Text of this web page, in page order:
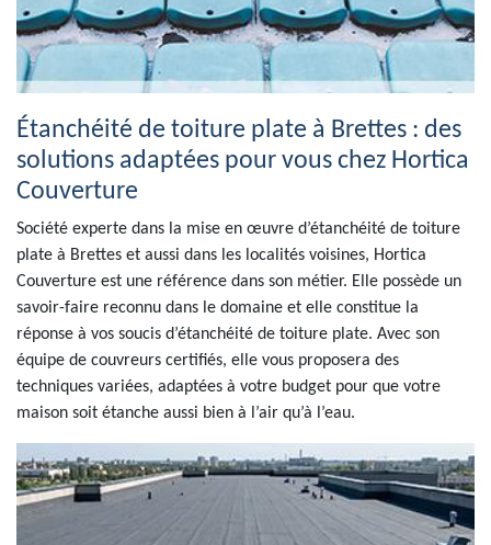
Étanchéité de toiture plate à Brettes : des
solutions adaptées pour vous chez Hortica
Couverture
Société experte dans la mise en œuvre d’étanchéité de toiture
plate à Brettes et aussi dans les localités voisines, Hortica
Couverture est une référence dans son métier. Elle possède un
savoir-faire reconnu dans le domaine et elle constitue la
réponse à vos soucis d’étanchéité de toiture plate. Avec son
équipe de couvreurs certifiés, elle vous proposera des
techniques variées, adaptées à votre budget pour que votre
maison soit étanche aussi bien à l’air qu’à l’eau.